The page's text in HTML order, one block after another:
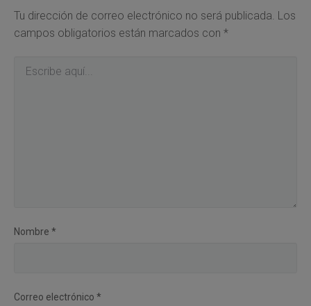
Tu dirección de correo electrónico no será publicada. Los
campos obligatorios están marcados con *
Nombre *
Correo electrónico *